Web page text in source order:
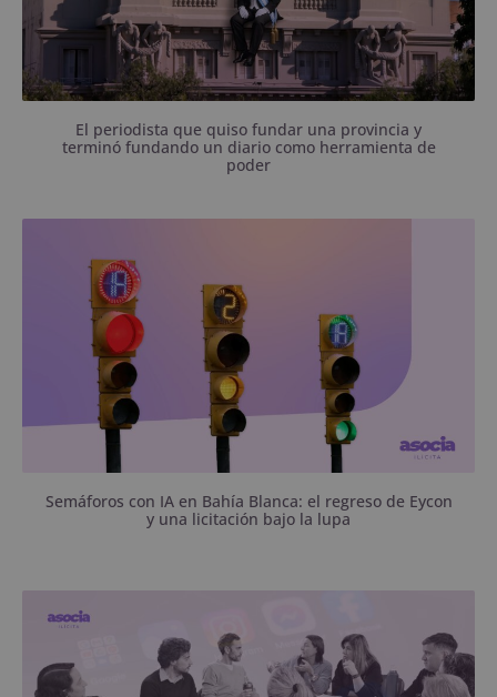
El periodista que quiso fundar una provincia y
terminó fundando un diario como herramienta de
poder
Semáforos con IA en Bahía Blanca: el regreso de Eycon
y una licitación bajo la lupa
Deliberante un Observatorio que reúne a escuelas,
universidades, profesionales, organismos públicos y
organizaciones sociales para abordar algunos de los
problemas más complejos del mundo digital.